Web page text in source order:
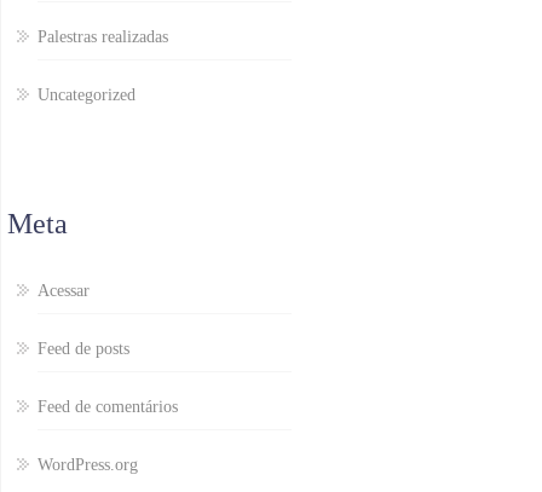
Palestras realizadas
Uncategorized
Meta
Acessar
Feed de posts
Feed de comentários
WordPress.org